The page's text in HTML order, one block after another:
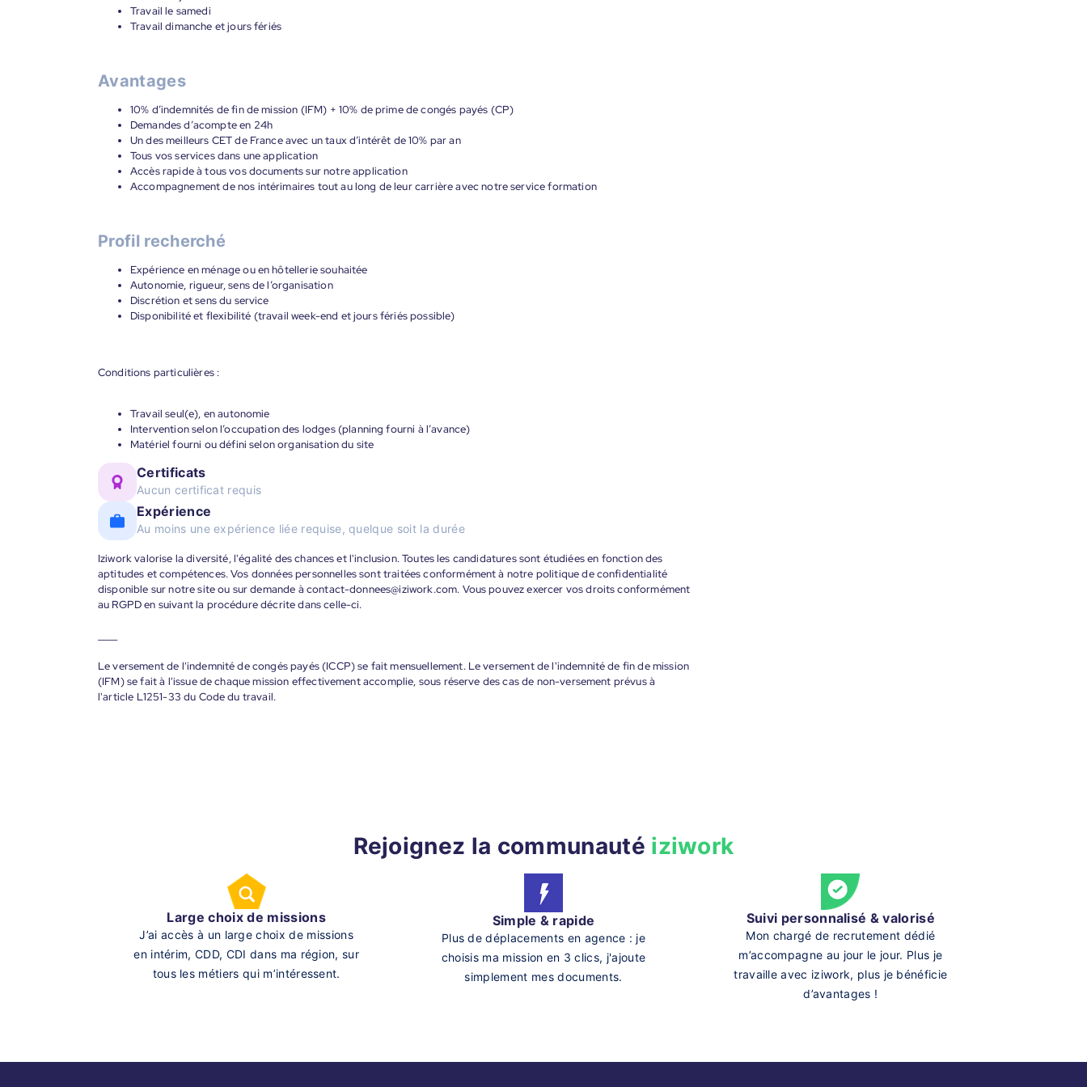
Travail le samedi
Travail dimanche et jours fériés
Avantages
10% d’indemnités de fin de mission (IFM) + 10% de prime de congés payés (CP)
Demandes d’acompte en 24h
Un des meilleurs CET de France avec un taux d’intérêt de 10% par an
Tous vos services dans une application
Accès rapide à tous vos documents sur notre application
Accompagnement de nos intérimaires tout au long de leur carrière avec notre service formation
Profil recherché
Expérience en ménage ou en hôtellerie souhaitée
Autonomie, rigueur, sens de l’organisation
Discrétion et sens du service
Disponibilité et flexibilité (travail week-end et jours fériés possible)
Conditions particulières :
Travail seul(e), en autonomie
Intervention selon l’occupation des lodges (planning fourni à l’avance)
Matériel fourni ou défini selon organisation du site
Certificats
Aucun certificat requis
Expérience
Au moins une expérience liée requise, quelque soit la durée
Iziwork valorise la diversité, l'égalité des chances et l'inclusion. Toutes les candidatures sont étudiées en fonction des
aptitudes et compétences. Vos données personnelles sont traitées conformément à notre politique de confidentialité
disponible sur notre site ou sur demande à contact-donnees@iziwork.com. Vous pouvez exercer vos droits conformément
au RGPD en suivant la procédure décrite dans celle-ci.
Le versement de l'indemnité de congés payés (ICCP) se fait mensuellement. Le versement de l'indemnité de fin de mission
(IFM) se fait à l'issue de chaque mission effectivement accomplie, sous réserve des cas de non-versement prévus à
l'article L1251-33 du Code du travail.
Rejoignez la communauté iziwork
Large choix de missions
J’ai accès à un large choix de missions
en intérim, CDD, CDI dans ma région, sur
tous les métiers qui m’intéressent.
Simple & rapide
Plus de déplacements en agence : je
choisis ma mission en 3 clics, j'ajoute
simplement mes documents.
Suivi personnalisé & valorisé
Mon chargé de recrutement dédié
m’accompagne au jour le jour. Plus je
travaille avec iziwork, plus je bénéficie
d’avantages !